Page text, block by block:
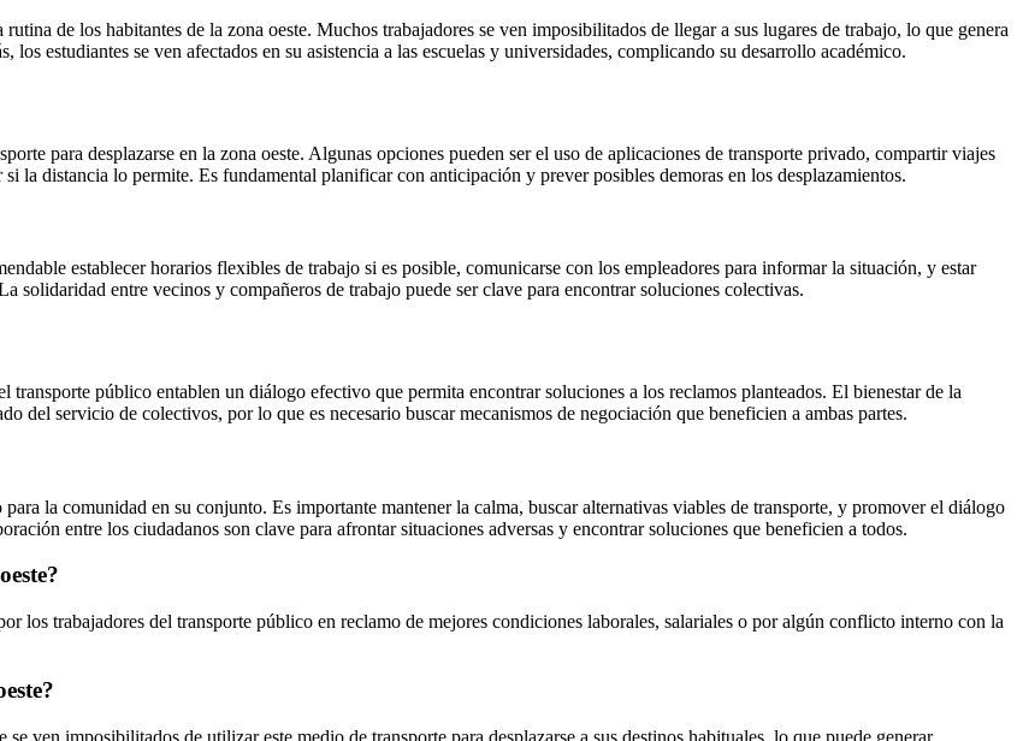
de los habitantes de la zona oeste. Muchos trabajadores se ven imposibilitados de llegar a sus lugares de trabajo, lo que genera
los estudiantes se ven afectados en su asistencia a las escuelas y universidades, complicando su desarrollo académico.
para desplazarse en la zona oeste. Algunas opciones pueden ser el uso de aplicaciones de transporte privado, compartir viajes
la distancia lo permite. Es fundamental planificar con anticipación y prever posibles demoras en los desplazamientos.
establecer horarios flexibles de trabajo si es posible, comunicarse con los empleadores para informar la situación, y estar
solidaridad entre vecinos y compañeros de trabajo puede ser clave para encontrar soluciones colectivas.
transporte público entablen un diálogo efectivo que permita encontrar soluciones a los reclamos planteados. El bienestar de la
del servicio de colectivos, por lo que es necesario buscar mecanismos de negociación que beneficien a ambas partes.
la comunidad en su conjunto. Es importante mantener la calma, buscar alternativas viables de transporte, y promover el diálogo
entre los ciudadanos son clave para afrontar situaciones adversas y encontrar soluciones que beneficien a todos.
los trabajadores del transporte público en reclamo de mejores condiciones laborales, salariales o por algún conflicto interno con la
ven imposibilitados de utilizar este medio de transporte para desplazarse a sus destinos habituales, lo que puede generar